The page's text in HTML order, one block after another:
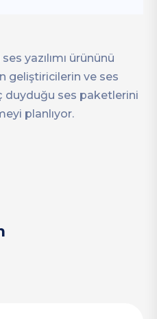
yazılımı ürününü
geliştiricilerin ve ses
duyduğu ses paketlerini
planlıyor.